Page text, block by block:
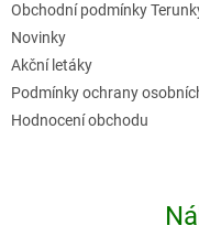
Obchodní podmínky
Novinky
Akční letáky
Podmínky ochrany
Hodnocení obchodu